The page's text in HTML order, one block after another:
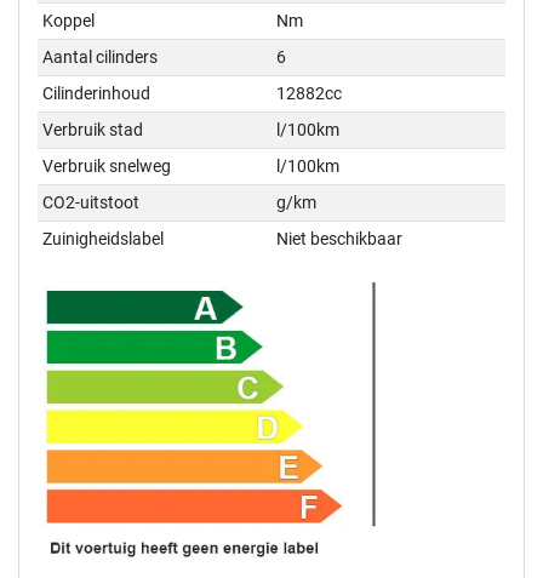
Koppel
Nm
Aantal cilinders
6
Cilinderinhoud
12882cc
Verbruik stad
l/100km
Verbruik snelweg
l/100km
CO2-uitstoot
g/km
Zuinigheidslabel
Niet beschikbaar